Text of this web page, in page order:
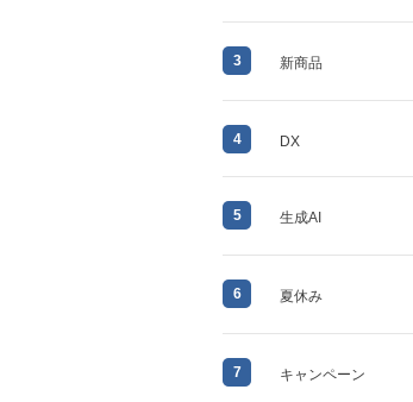
3 新商品
4 DX
5 生成AI
6 夏休み
7 キャンペーン